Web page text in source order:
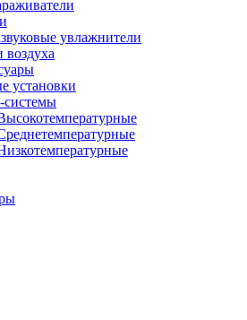
увлажнители
установки